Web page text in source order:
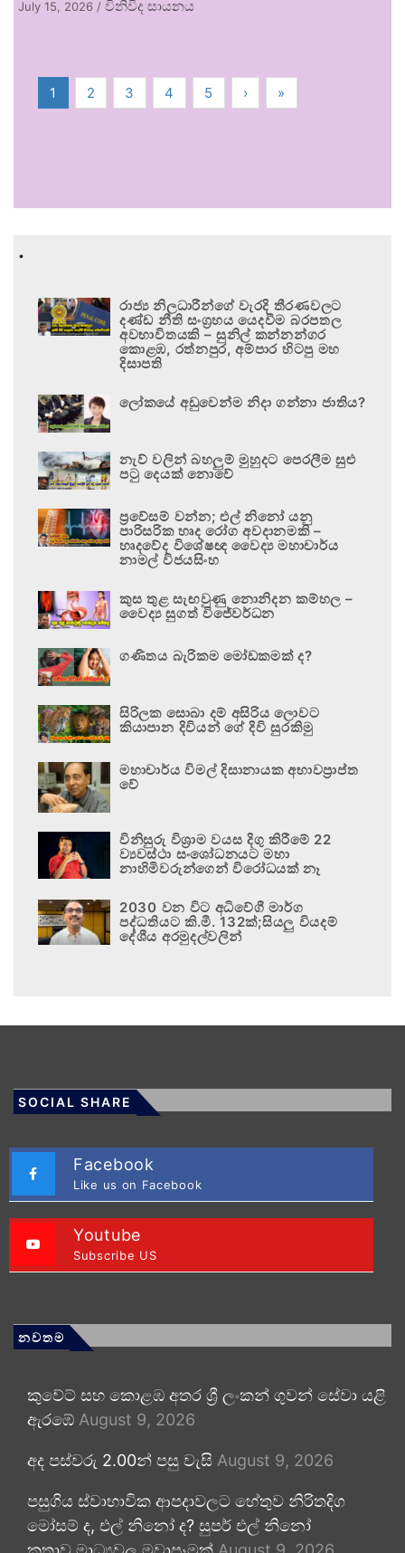
July 15, 2026 / විනිවිද සායනය
1 2 3 4 5 › »
.
රාජ්‍ය නිලධාරීන්ගේ වැරදි තීරණවලට
දණ්ඩ නීති සංග්‍රහය යෙදවීම බරපතල
අවභාවිතයකි – සුනිල් කන්නන්ගර
කොළඹ, රත්නපුර, අම්පාර හිටපු මහ
දිසාපති
ලෝකයේ අඩුවෙන්ම නිදා ගන්නා ජාතිය?
නැව් වලින් බහලුම් මුහුදට පෙරලීම සුළු
පටු දෙයක් නොවේ
ප්‍රවේසම් වන්න; එල් නිනෝ යනු
පාරිසරික හෘද රෝග අවදානමකි –
හෘදවේද විශේෂඥ වෛද්‍ය මහාචාර්ය
නාමල් විජයසිංහ
කුස තුළ සැඟවුණු නොනිදන කම්හල –
වෛද්‍ය සුගත් විජේවර්ධන
ගණිතය බැරිකම මෝඩකමක් ද?
සිරිලක සොබා දම් අසිරිය ලොවට
කියාපාන දිවියන් ගේ දිවි සුරකිමු
මහාචාර්ය විමල් දිසානායක අභාවප්‍රාප්ත
වේ
විනිසුරු විශ්‍රාම වයස දිගු කිරීමේ 22
ව්‍යවස්ථා සංශෝධනයට මහා
නාහිමිවරුන්ගෙන් විරෝධයක් නෑ
2030 වන විට අධිවේගී මාර්ග
පද්ධතියට කි.මී. 132ක්;සියලු වියදම්
දේශීය අරමුදල්වලින්
SOCIAL SHARE
Facebook
Like us on Facebook
Youtube
Subscribe US
නවතම
කුවේට් සහ කොළඹ අතර ශ්‍රී ලංකන් ගුවන් සේවා යළි
ඇරඹේ August 9, 2026
අද පස්වරු 2.00න් පසු වැසි August 9, 2026
පසුගිය ස්වාභාවික ආපදාවලට හේතුව නිරිතදිග
මෝසම් ද, එල් නිනෝ ද? සුපර් එල් නිනෝ